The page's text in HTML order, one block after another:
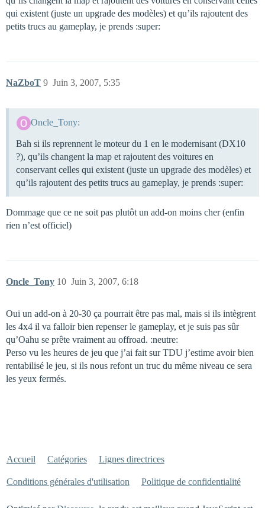
qui existent (juste un upgrade des modèles) et qu’ils rajoutent des
petits trucs au gameplay, je prends :super:
NaZboT Juin 3, 2007, 5:35
9
Oncle_Tony:
Bah si ils reprennent le moteur du 1 en le modernisant (DX10
?), qu’ils changent la map et rajoutent des voitures en
conservant celles qui existent (juste un upgrade des modèles) et
qu’ils rajoutent des petits trucs au gameplay, je prends :super:
Dommage que ce ne soit pas plutôt un add-on moins cher (enfin
rien n’est officiel)
Oncle_Tony Juin 3, 2007, 6:18
10
Oui un add-on à 20-30 ça pourrait être pas mal, mais si ils intègrent
les 4x4 il va falloir bien repenser le gameplay, et je suis pas sûr
qu’Oahu se prête vraiment au offroad. :neutre:
Perso vu les heures de jeu que j’ai fait sur TDU j’estime avoir bien
rentabilisé le jeu, si ils nous refont un truc du même niveau ce sera
les yeux fermés.
Accueil Catégories Lignes directrices
Conditions générales d'utilisation Politique de confidentialité